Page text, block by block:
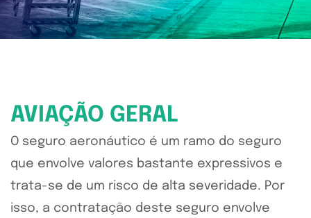
AVIAÇÃO GERAL
O seguro aeronáutico é um ramo do seguro
que envolve valores bastante expressivos e
trata-se de um risco de alta severidade. Por
isso, a contratação deste seguro envolve